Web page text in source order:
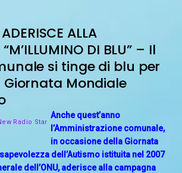
ALLA
DI BLU” – Il
si tinge di blu per
Mondiale
Radio Star
Anche quest’anno
l’Amministrazione comunale,
in occasione della Giornata
dell’Autismo istituita nel 2007
dell’ONU, aderisce alla campagna